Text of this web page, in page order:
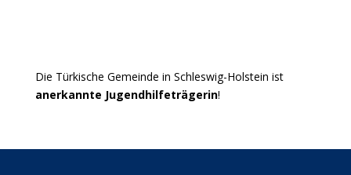
Die Türkische Gemeinde in Schleswig-Holstein ist
anerkannte Jugendhilfeträgerin!